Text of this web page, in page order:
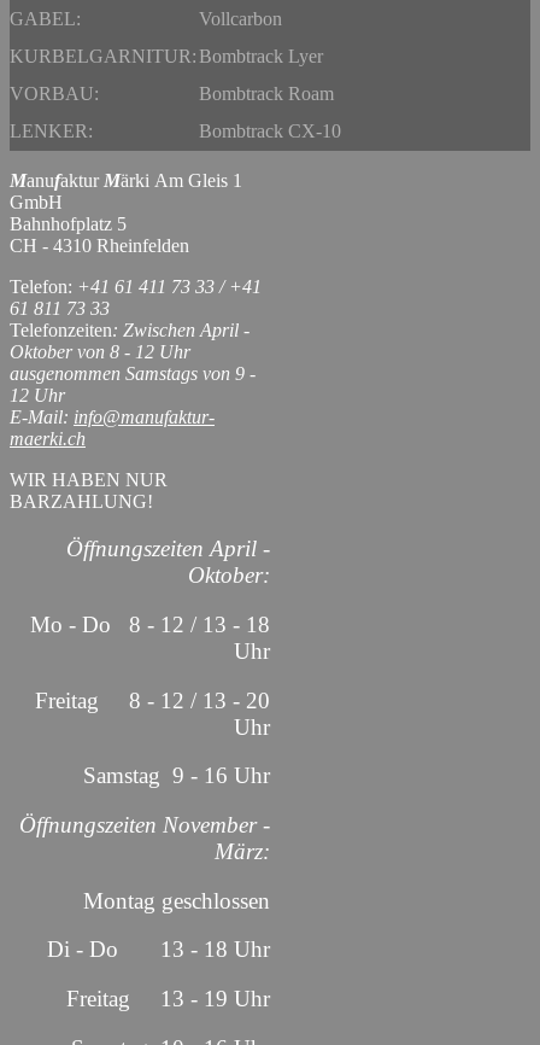
GABEL:
Vollcarbon
KURBELGARNITUR: Bombtrack Lyer
VORBAU:
Bombtrack Roam
LENKER:
Bombtrack CX-10
Manufaktur Märki Am Gleis 1
GmbH
Bahnhofplatz 5
CH - 4310 Rheinfelden
Telefon: +41 61 411 73 33 / +41
61 811 73 33
Telefonzeiten: Zwischen April -
Oktober von 8 - 12 Uhr
ausgenommen Samstags von 9 -
12 Uhr
E-Mail: info@manufaktur-
maerki.ch
WIR HABEN NUR
BARZAHLUNG!
Öffnungszeiten April -
Oktober:
Mo - Do 8 - 12 / 13 - 18
Uhr
Freitag 8 - 12 / 13 - 20
Uhr
Samstag 9 - 16 Uhr
Öffnungszeiten November -
März:
Montag geschlossen
Di - Do 13 - 18 Uhr
Freitag 13 - 19 Uhr